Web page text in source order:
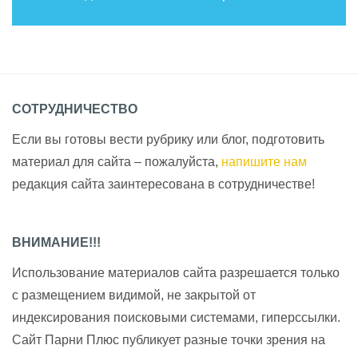
СОТРУДНИЧЕСТВО
Если вы готовы вести рубрику или блог, подготовить
материал для сайта – пожалуйста, напишите нам
редакция сайта заинтересована в сотрудничестве!
ВНИМАНИЕ!!!
Использование материалов сайта разрешается только
с размещением видимой, не закрытой от
индексирования поисковыми системами, гиперссылки.
Сайт Парни Плюс публикует разные точки зрения на